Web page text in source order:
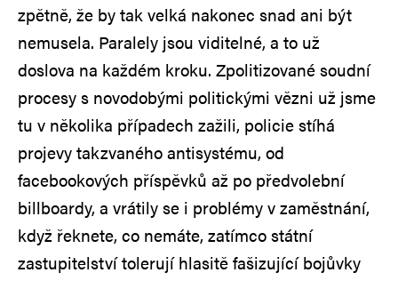
zpětně, že by tak velká nakonec snad ani být
nemusela. Paralely jsou viditelné, a to už
doslova na každém kroku. Zpolitizované soudní
procesy s novodobými politickými vězni už jsme
tu v několika případech zažili, policie stíhá
projevy takzvaného antisystému, od
facebookových příspěvků až po předvolební
billboardy, a vrátily se i problémy v zaměstnání,
když řeknete, co nemáte, zatímco státní
zastupitelství tolerují hlasitě fašizující bojůvky